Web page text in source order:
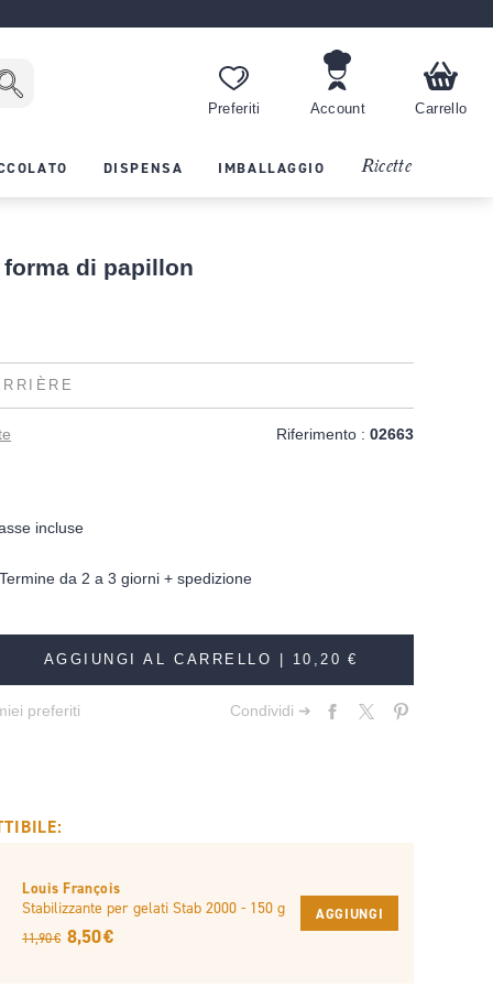
Preferiti Account Carrello
DISPENSA IMBALLAGGIO Ricette
forma di papillon
Riferimento : 02663
incluse
da 2 a 3 giorni + spedizione
AGGIUNGI AL CARRELLO | 10,20 €
preferiti Condividi ➔
Louis François
Stabilizzante per gelati Stab 2000 - 150 g
11,90 € 8,50 €
AGGIUNGI